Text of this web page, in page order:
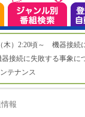
木）2:20頃～ 機器接続
接続に失敗する事象に
テナンス
報